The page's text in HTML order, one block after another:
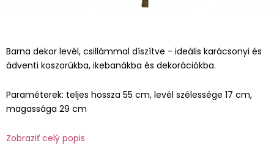
Barna dekor levél, csillámmal díszítve - ideális karácsonyi és
ádventi koszorúkba, ikebanákba és dekorációkba.
Paraméterek: teljes hossza 55 cm, levél szélessége 17 cm,
magassága 29 cm
Zobraziť celý popis